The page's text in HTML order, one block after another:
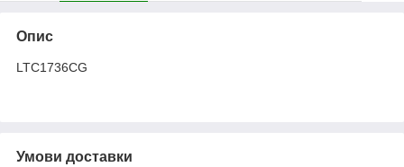
Опис
LTC1736CG
Умови доставки